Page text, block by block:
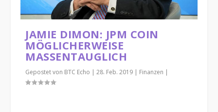
JAMIE DIMON: JPM COIN
MÖGLICHERWEISE
MASSENTAUGLICH
Gepostet von BTC Echo |28. Feb. 2019 | Finanzen |